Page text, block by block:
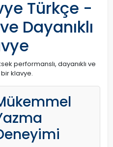
Türkçe -
Dayanıklı
performanslı, dayanıklı ve
klavye.